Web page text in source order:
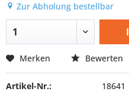
Zur Abholung bestellbar
Merken Bewerten
Artikel-Nr.: 18641